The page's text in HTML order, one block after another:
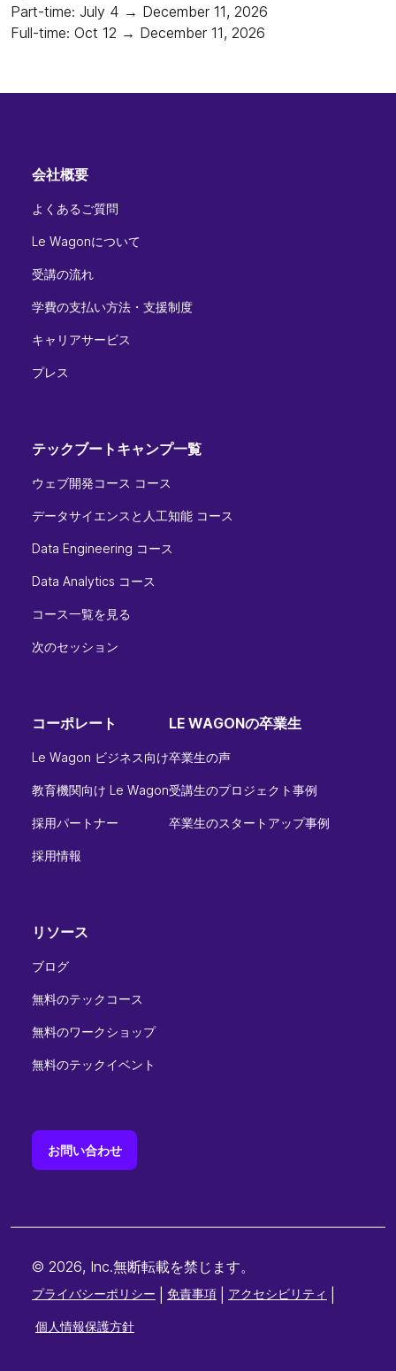
Part-time: July 4 → December 11, 2026
Full-time: Oct 12 → December 11, 2026
会社概要
よくあるご質問
Le Wagonについて
受講の流れ
学費の支払い方法・支援制度
キャリアサービス
プレス
テックブートキャンプ一覧
ウェブ開発コース コース
データサイエンスと人工知能 コース
Data Engineering コース
Data Analytics コース
コース一覧を見る
次のセッション
コーポレート
Le Wagon ビジネス向け
教育機関向け Le Wagon
採用パートナー
採用情報
LE WAGONの卒業生
卒業生の声
受講生のプロジェクト事例
卒業生のスタートアップ事例
リソース
ブログ
無料のテックコース
無料のワークショップ
無料のテックイベント
お問い合わせ
© 2026, Inc.無断転載を禁じます。
プライバシーポリシー 免責事項 アクセシビリティ
個人情報保護方針